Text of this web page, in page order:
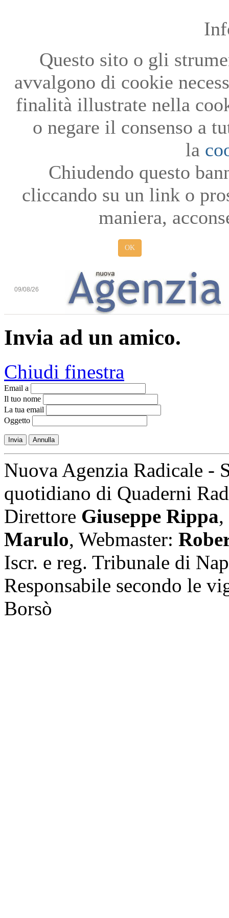
Questo sito o gli
avvalgono di cookie
finalità illustrate nella
o negare il consenso a
la
Chiudendo questo
cliccando su un link o
maniera,
OK
09/08/26
Invia ad un amico.
Chiudi finestra
Email a
Il tuo nome
La tua email
Oggetto
Invia Annulla
Nuova Agenzia Radicale -
quotidiano di Quaderni
Direttore Giuseppe Rippa,
Marulo, Webmaster:
Iscr. e reg. Tribunale di
Responsabile secondo le
Borsò